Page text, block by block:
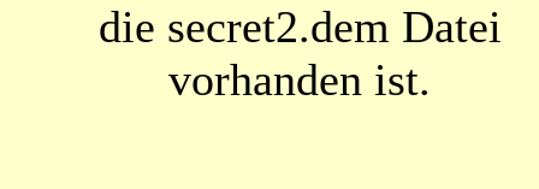
die secret2.dem Datei
vorhanden ist.